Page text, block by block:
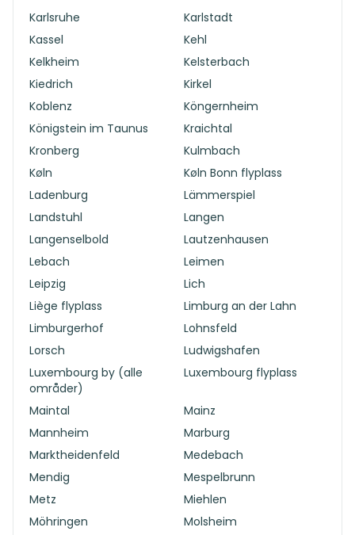
Karlsruhe
Karlstadt
Kassel
Kehl
Kelkheim
Kelsterbach
Kiedrich
Kirkel
Koblenz
Köngernheim
Königstein im Taunus
Kraichtal
Kronberg
Kulmbach
Køln
Køln Bonn flyplass
Ladenburg
Lämmerspiel
Landstuhl
Langen
Langenselbold
Lautzenhausen
Lebach
Leimen
Leipzig
Lich
Liège flyplass
Limburg an der Lahn
Limburgerhof
Lohnsfeld
Lorsch
Ludwigshafen
Luxembourg by (alle
områder)
Luxembourg flyplass
Maintal
Mainz
Mannheim
Marburg
Marktheidenfeld
Medebach
Mendig
Mespelbrunn
Metz
Miehlen
Möhringen
Molsheim